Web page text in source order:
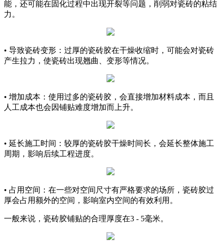
能，还可能在固化过程中出现开裂等问题，削弱对瓷砖的粘结
力。
• 导致瓷砖变形：过厚的瓷砖胶在干燥收缩时，可能会对瓷砖
产生拉力，使瓷砖出现翘曲、变形等情况。
• 增加成本：使用过多的瓷砖胶，会直接增加材料成本，而且
人工成本也会因铺贴难度增加而上升。
• 延长施工时间：较厚的瓷砖胶干燥时间长，会延长整体施工
周期，影响后续工程进度。
• 占用空间：在一些对空间尺寸有严格要求的场所，瓷砖胶过
厚会占用额外的空间，影响室内空间的有效利用。
一般来说，瓷砖胶铺贴的合理厚度在3 - 5毫米。